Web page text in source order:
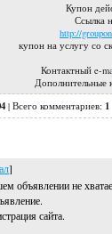
Купон
Ссылка
http://
купон на услугу со
Контактный e-
Дополнительные
| Всего комментариев: 1
]
объявлении не
сайта.